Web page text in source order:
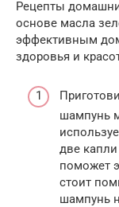
Рецепты
основе масла
эффективным
здоровья и
шампунь
две
поможет
стоит
шампунь